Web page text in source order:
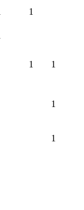
1
1 1
1
1